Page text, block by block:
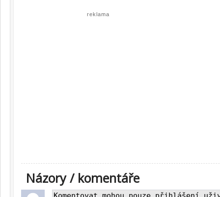
reklama
Názory / komentáře